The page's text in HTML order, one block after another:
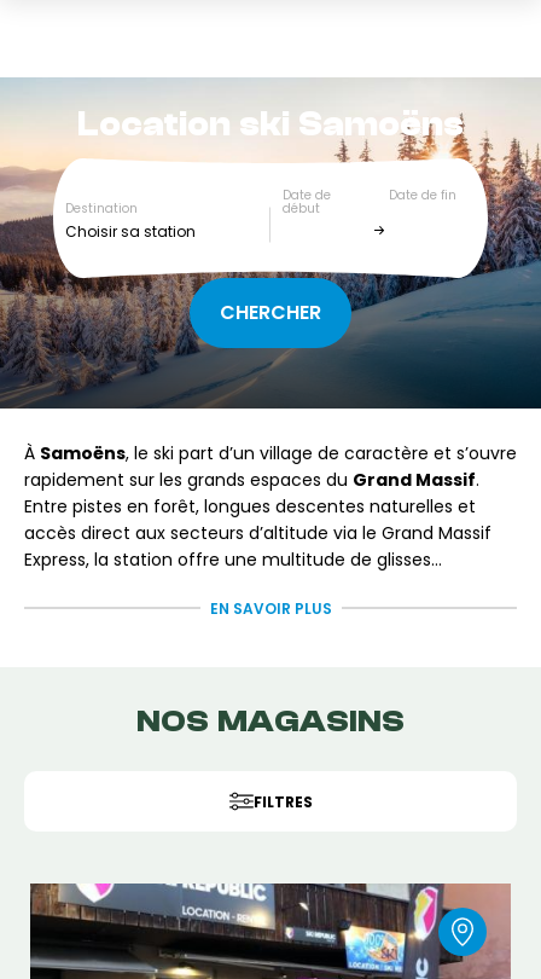
Location ski Samoëns
Destination
Choisir sa station
Date de
début
Date de fin
À Samoëns, le ski part d’un village de caractère et s’ouvre
rapidement sur les grands espaces du Grand Massif.
Entre pistes en forêt, longues descentes naturelles et
accès direct aux secteurs d’altitude via le Grand Massif
Express, la station offre une multitude de glisses
longtemps tout en retrouvant un vrai village en fin de
location de skis ou de snowboard sur
EN SAVOIR PLUS
NOS MAGASINS
FILTRES